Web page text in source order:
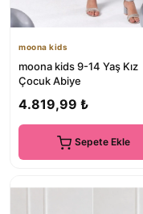
moona kids
moona kids 9-14 Yaş Kız
Çocuk Abiye
4.819,99 ₺
Sepete Ekle